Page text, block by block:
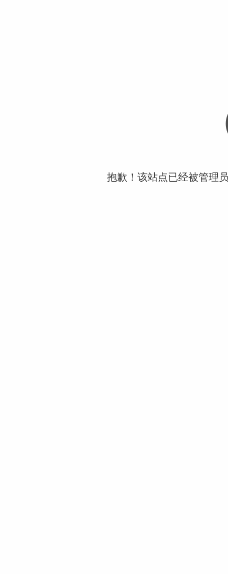
抱歉！该站点已经被管理